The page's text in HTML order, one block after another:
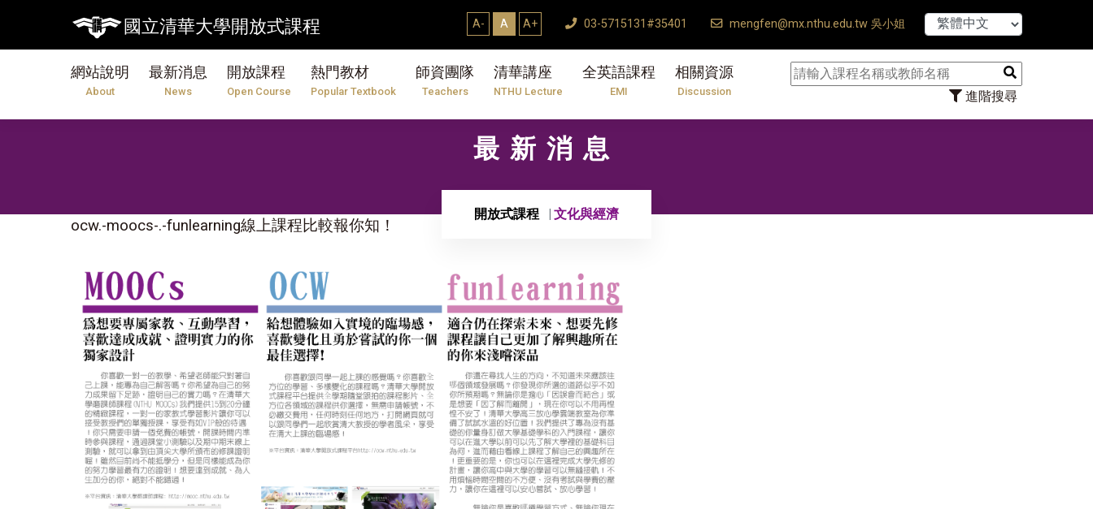
國立清華大學開放式課程 A- A A+ 03-5715131#35401 mengfen@mx.nthu.edu.tw 吳小姐
網站說明
About
最新消息
News
開放課程
Open Course
熱門教材
Popular Textbook
師資團隊
Teachers
清華講座
NTHU Lecture
全英語課程
EMI
相關資源
Discussion 進階搜尋
【7/31
最新消息
開放式課程 文化與經濟
ocw.-moocs-.-funlearning線上課程比較報你知！